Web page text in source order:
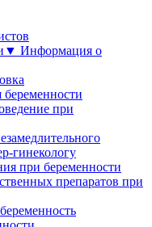
Информация о
при
гинекологу
при беременности
препаратов при